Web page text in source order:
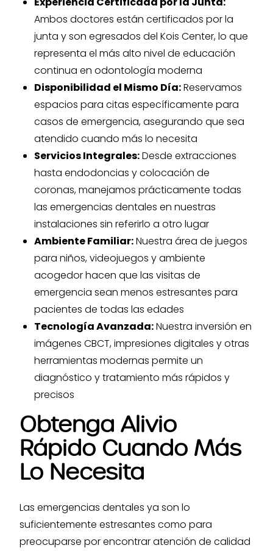
Ambos doctores están certificados por la
junta y son egresados del Kois Center, lo que
representa el más alto nivel de educación
continua en odontología moderna
Disponibilidad el Mismo Día:Reservamos
espacios para citas específicamente para
casos de emergencia, asegurando que sea
atendido cuando más lo necesita
Servicios Integrales:Desde extracciones
hasta endodoncias y colocación de
coronas, manejamos prácticamente todas
las emergencias dentales en nuestras
instalaciones sin referirlo a otro lugar
Ambiente Familiar:Nuestra área de juegos
para niños, videojuegos y ambiente
acogedor hacen que las visitas de
emergencia sean menos estresantes para
pacientes de todas las edades
Tecnología Avanzada:Nuestra inversión en
imágenes CBCT, impresiones digitales y otras
herramientas modernas permite un
diagnóstico y tratamiento más rápidos y
precisos
Obtenga Alivio
Rápido Cuando Más
Lo Necesita
Las emergencias dentales ya son lo
suficientemente estresantes como para
preocuparse por encontrar atención de calidad